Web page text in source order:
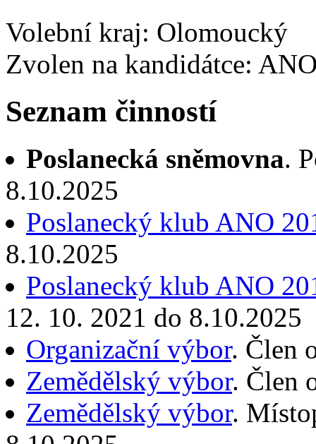
Volební kraj: Olomoucký
Zvolen na kandidátce:
Seznam činností
Poslanecká sněmovna.
8.10.2025
Poslanecký klub ANO
8.10.2025
Poslanecký klub ANO
12. 10. 2021 do 8.10.2025
Organizační výbor. Člen
Zemědělský výbor. Člen
Zemědělský výbor.